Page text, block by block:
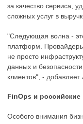
за качество сервиса,
сложных услуг в
"Следующая волна -
платформ.
не просто
данных и
клиентов", -
FinOps и
Особого внимания